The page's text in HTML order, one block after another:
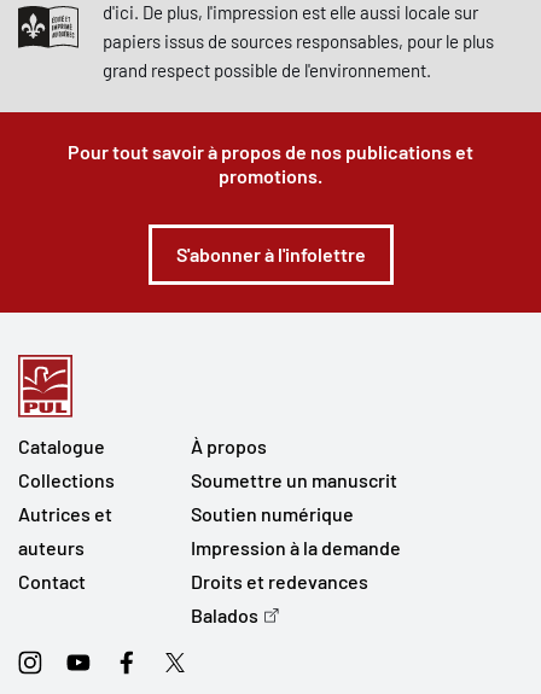
d'ici. De plus, l'impression est elle aussi locale sur
papiers issus de sources responsables, pour le plus
grand respect possible de l'environnement.
Pour tout savoir à propos de nos publications et
promotions.
S'abonner à l'infolettre
Catalogue
Collections
Autrices et
auteurs
Contact
À propos
Soumettre un manuscrit
Soutien numérique
Impression à la demande
Droits et redevances
Balados
InstagramYoutubeFacebookTwitter